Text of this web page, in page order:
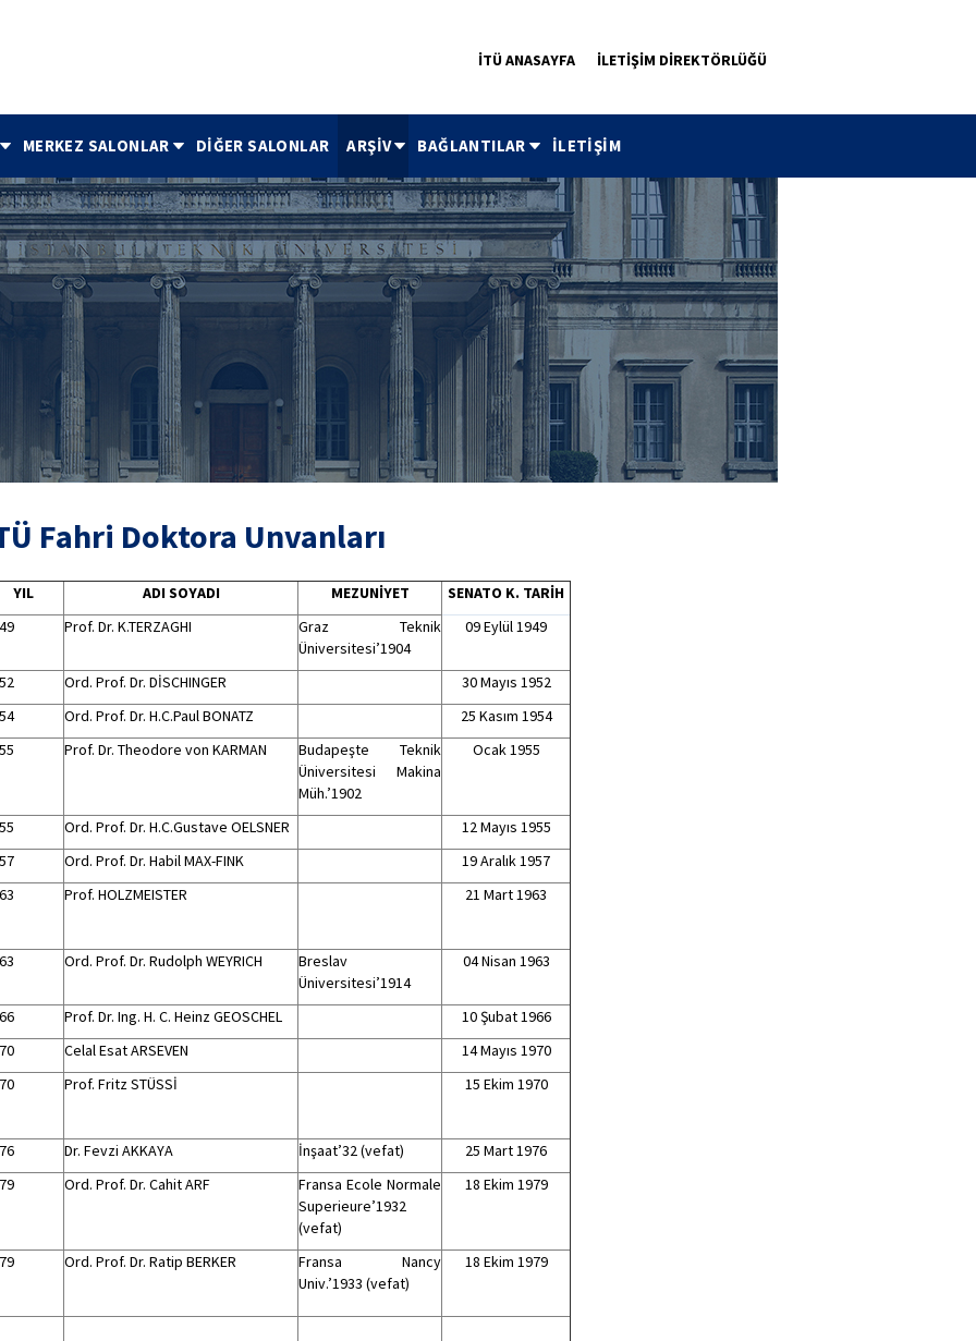
İTÜ ANASAYFA İLETİŞİM DİREKTÖRLÜĞÜ
MERKEZ SALONLAR DİĞER SALONLAR ARŞİV BAĞLANTILAR İLETİŞİM
Fahri Doktora Unvanları
YIL ADI SOYADI MEZUNİYET
SENATO K. TARİH
Prof. Dr. K.TERZAGHI
Graz Teknik
Üniversitesi’1904
09 Eylül 1949
Ord. Prof. Dr. DİSCHINGER
30 Mayıs 1952
Ord. Prof. Dr. H.C.Paul BONATZ
25 Kasım 1954
Prof. Dr. Theodore von KARMAN
Budapeşte Teknik
Üniversitesi Makina
Müh.’1902
Ocak 1955
Ord. Prof. Dr. H.C.Gustave OELSNER
12 Mayıs 1955
Ord. Prof. Dr. Habil MAX-FINK
19 Aralık 1957
Prof. HOLZMEISTER 21 Mart 1963
Ord. Prof. Dr. Rudolph WEYRICH
Breslav
Üniversitesi’1914
04 Nisan 1963
Prof. Dr. Ing. H. C. Heinz GEOSCHEL
10 Şubat 1966
Celal Esat ARSEVEN
14 Mayıs 1970
Prof. Fritz STÜSSİ 15 Ekim 1970
Dr. Fevzi AKKAYA İnşaat’32 (vefat)
25 Mart 1976
Ord. Prof. Dr. Cahit ARF
Fransa Ecole Normale
Superieure’1932
(vefat)
18 Ekim 1979
Ord. Prof. Dr. Ratip BERKER
Fransa Nancy
Univ.’1933 (vefat)
18 Ekim 1979